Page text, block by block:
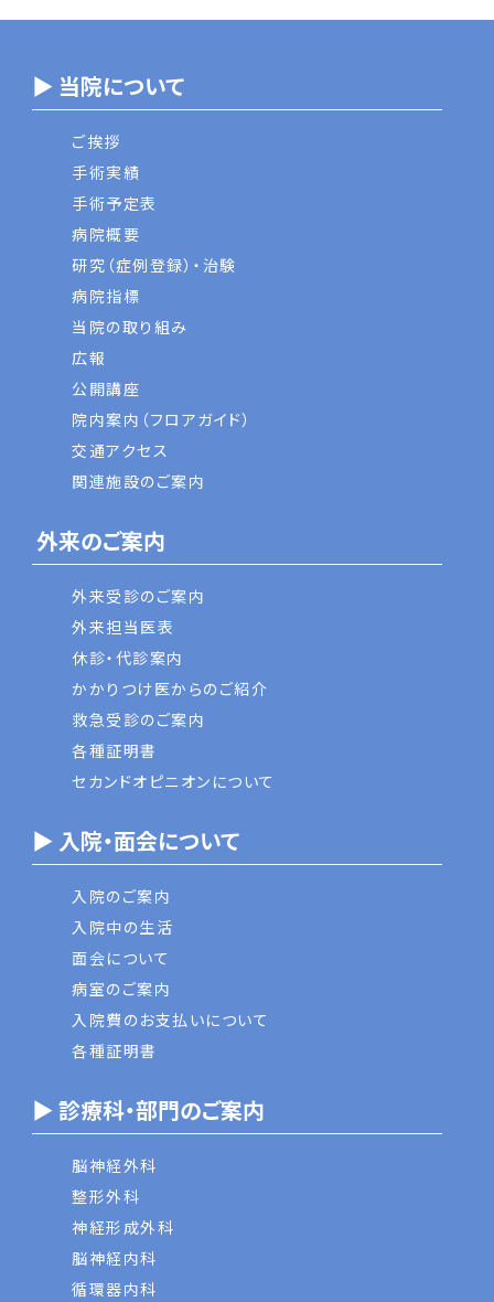
▶ 当院について
ご挨拶
手術実績
手術予定表
病院概要
研究（症例登録）・治験
病院指標
当院の取り組み
広報
公開講座
院内案内（フロアガイド）
交通アクセス
関連施設のご案内
外来のご案内
外来受診のご案内
外来担当医表
休診・代診案内
かかりつけ医からのご紹介
救急受診のご案内
各種証明書
セカンドオピニオンについて
▶ 入院・面会について
入院のご案内
入院中の生活
面会について
病室のご案内
入院費のお支払いについて
各種証明書
▶ 診療科・部門のご案内
脳神経外科
整形外科
神経形成外科
脳神経内科
循環器内科